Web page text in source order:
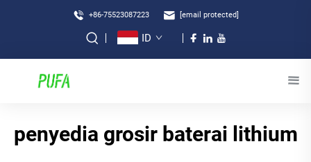
+86-75523087223 [email protected]
ID
penyedia grosir baterai lithium